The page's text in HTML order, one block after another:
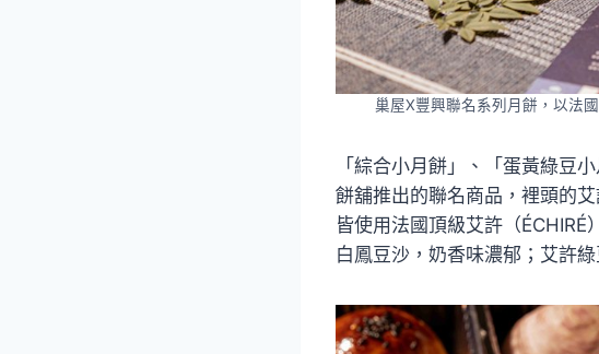
巢屋X豐興聯名系列月餅，以法
「綜合小月餅」、「蛋黃綠豆
餅舖推出的聯名商品，裡頭的
皆使用法國頂級艾許（
白鳳豆沙，奶香味濃郁；艾許